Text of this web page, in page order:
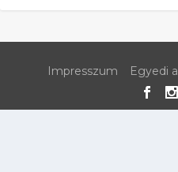
Impresszum Egyedi